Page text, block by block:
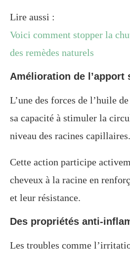
Lire aussi :
Voici comment stopper la
des remèdes naturels
Amélioration de l’apport
L’une des forces de l’huile
sa capacité à stimuler la
niveau des racines capillaires.
Cette action participe
cheveux à la racine en
et leur résistance.
Des propriétés anti-
Les troubles comme